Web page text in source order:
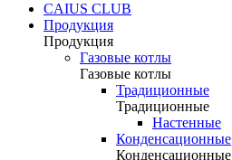
CAIUS CLUB
Продукция
Продукция
Газовые котлы
Газовые котлы
Традиционные
Традиционные
Настенные
Конденсационные
Конденсационные